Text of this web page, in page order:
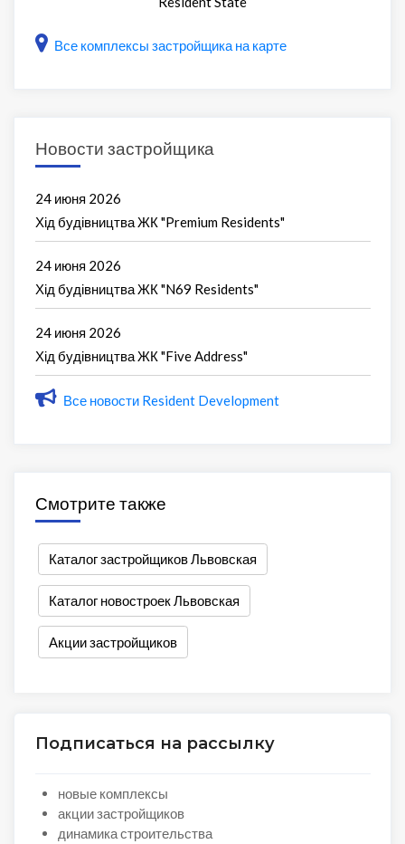
Все комплексы застройщика на карте
Новости застройщика
24 июня 2026
Хід будівництва ЖК "Premium Residents"
24 июня 2026
Хід будівництва ЖК "N69 Residents"
24 июня 2026
Хід будівництва ЖК "Five Address"
Все новости Resident Development
Смотрите также
Каталог застройщиков Львовская
Каталог новостроек Львовская
Акции застройщиков
Подписаться на рассылку
новые комплексы
акции застройщиков
динамика строительства